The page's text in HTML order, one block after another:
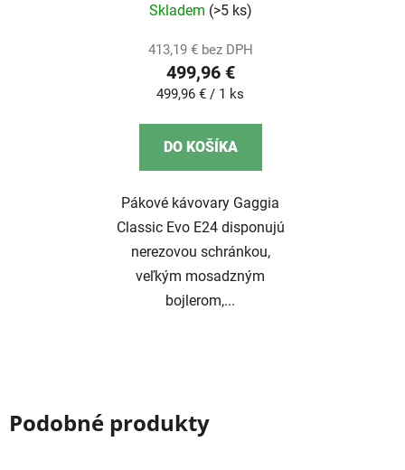
Skladem (>5 ks)
413,19 € bez DPH
499,96 €
Jednotková
499,96 € / 1 ks
DO KOŠÍKA
Pákové kávovary Gaggia
Classic Evo E24 disponujú
nerezovou schránkou,
veľkým mosadzným
bojlerom,...
Podobné produkty